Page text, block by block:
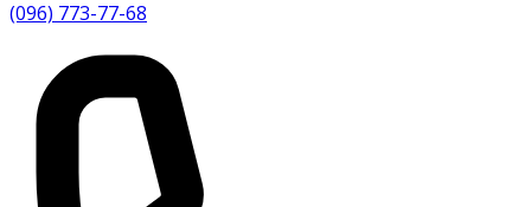
(096) 773-77-68